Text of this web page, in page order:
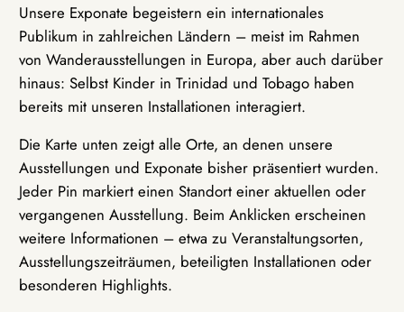
Unsere Exponate begeistern ein internationales
Publikum in zahlreichen Ländern – meist im Rahmen
von Wanderausstellungen in Europa, aber auch darüber
hinaus: Selbst Kinder in Trinidad und Tobago haben
bereits mit unseren Installationen interagiert.
Die Karte unten zeigt alle Orte, an denen unsere
Ausstellungen und Exponate bisher präsentiert wurden.
Jeder Pin markiert einen Standort einer aktuellen oder
vergangenen Ausstellung. Beim Anklicken erscheinen
weitere Informationen – etwa zu Veranstaltungsorten,
Ausstellungszeiträumen, beteiligten Installationen oder
besonderen Highlights.